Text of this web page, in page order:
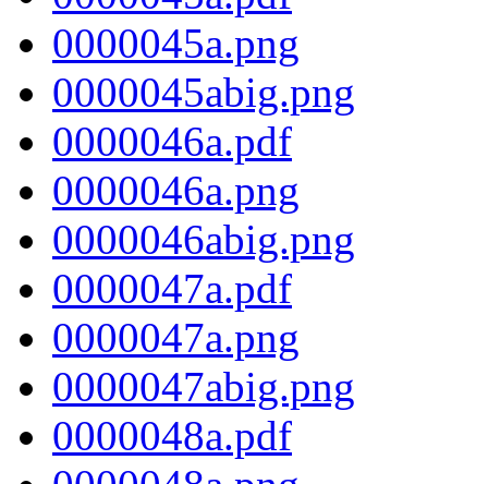
0000045a.png
0000045abig.png
0000046a.pdf
0000046a.png
0000046abig.png
0000047a.pdf
0000047a.png
0000047abig.png
0000048a.pdf